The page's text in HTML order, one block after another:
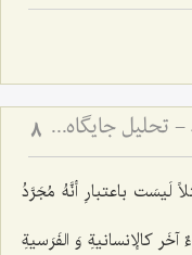
تفاوت جنس در مرکبات و بسائط - تحلیل جایگاه ماده و صورت در هستی‌شناسی فلسفی 8
لَیسَت باعتبارِ أنَّهُ مُجَرَّدُ
کالإنسانیةِ وَ الفَرَسیةِ